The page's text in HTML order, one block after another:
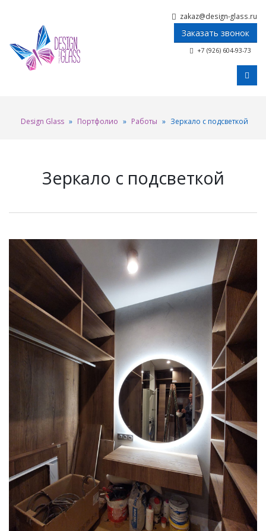
zakaz@design-glass.ru
Заказать звонок
+7 (926) 604-93-73
Design Glass » Портфолио » Работы » Зеркало с подсветкой
Зеркало с подсветкой